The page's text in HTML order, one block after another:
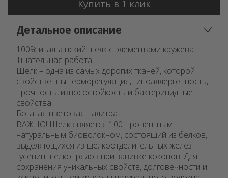
Купить в 1 клик
Детальное описание
100% итальянский шелк с элементами кружева.
Тщательная работа.
Шелк – одна из самых дорогих тканей, которой
свойственны терморегуляция, гипоаллергенность,
прочность, износостойкость и бактерицидные
свойства.
Богатая цветовая палитра.
ВАЖНО! Шелк является 100-процентным
натуральным биоволокном, состоящий из белков,
выделяющихся из шелкоотделительных желез
гусениц шелкопрядов при завивке коконов. Для
сохранения уникальных свойств, долговечности и